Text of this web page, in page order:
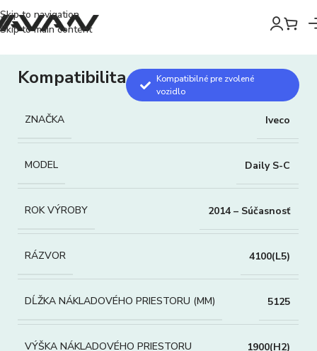
Skip to navigation
Skip to main content
Kompatibilita
Kompatibilné pre zvolené
vozidlo
ZNAČKA Iveco
MODEL Daily S-C
ROK VÝROBY 2014 – Súčasnosť
RÁZVOR 4100(L5)
DĹŽKA NÁKLADOVÉHO PRIESTORU (MM) 5125
VÝŠKA NÁKLADOVÉHO PRIESTORU 1900(H2)